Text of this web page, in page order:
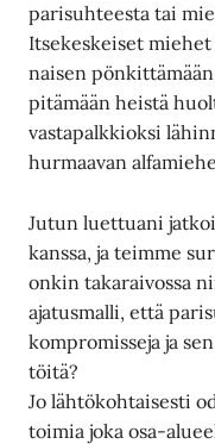
parisuhteesta tai
Itsekeskeiset miehet
naisen
pitämään heistä
vastapalkkioksi
hurmaavan
Jutun luettuani
kanssa, ja teimme
onkin takaraivossa
ajatusmalli, että
kompromisseja ja
töitä?
Jo lähtökohtaisesti
toimia joka osa-